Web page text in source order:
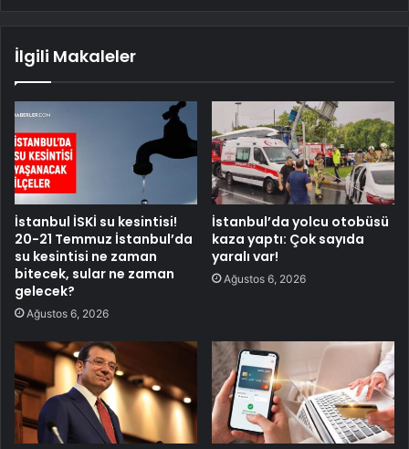
İlgili Makaleler
İstanbul İSKİ su kesintisi!
20-21 Temmuz İstanbul’da
su kesintisi ne zaman
bitecek, sular ne zaman
gelecek?
Ağustos 6, 2026
İstanbul’da yolcu otobüsü
kaza yaptı: Çok sayıda
yaralı var!
Ağustos 6, 2026